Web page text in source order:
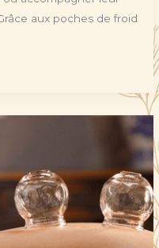
aux poches de froid